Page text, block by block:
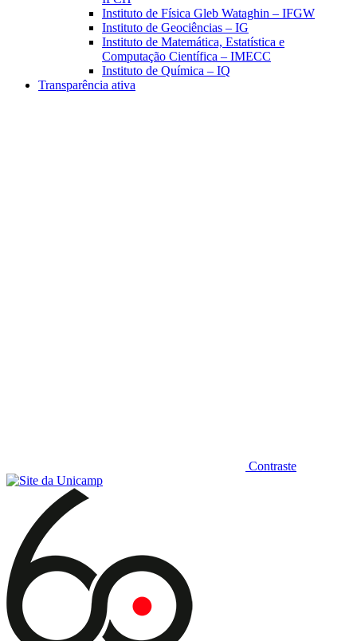
Instituto de Física Gleb Wataghin – IFGW
Instituto de Geociências – IG
Instituto de Matemática, Estatística e
Computação Científica – IMECC
Instituto de Química – IQ
Transparência ativa
Contraste